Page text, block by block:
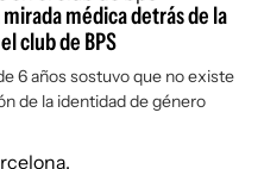
médica detrás de la
club de BPS
6 años sostuvo que no existe
de la identidad de género